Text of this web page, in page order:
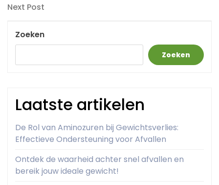
Next
Next Post
Zoeken
Zoeken
Laatste artikelen
De Rol van Aminozuren bij Gewichtsverlies:
Effectieve Ondersteuning voor Afvallen
Ontdek de waarheid achter snel afvallen en
bereik jouw ideale gewicht!